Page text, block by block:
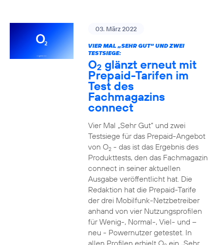
03. März 2022
VIER MAL „SEHR GUT“ UND ZWEI
TESTSIEGE:
O2 glänzt erneut mit
Prepaid-Tarifen im
Test des
Fachmagazins
connect
Vier Mal „Sehr Gut“ und zwei
Testsiege für das Prepaid-Angebot
von O2- das ist das Ergebnis des
Produkttests, den das Fachmagazin
connect in seiner aktuellen
Ausgabe veröffentlicht hat. Die
Redaktion hat die Prepaid-Tarife
der drei Mobilfunk-Netzbetreiber
anhand von vier Nutzungsprofilen
für Wenig-, Normal-, Viel- und –
neu - Powernutzer getestet. In
allen Profilen erhielt O ein „Sehr